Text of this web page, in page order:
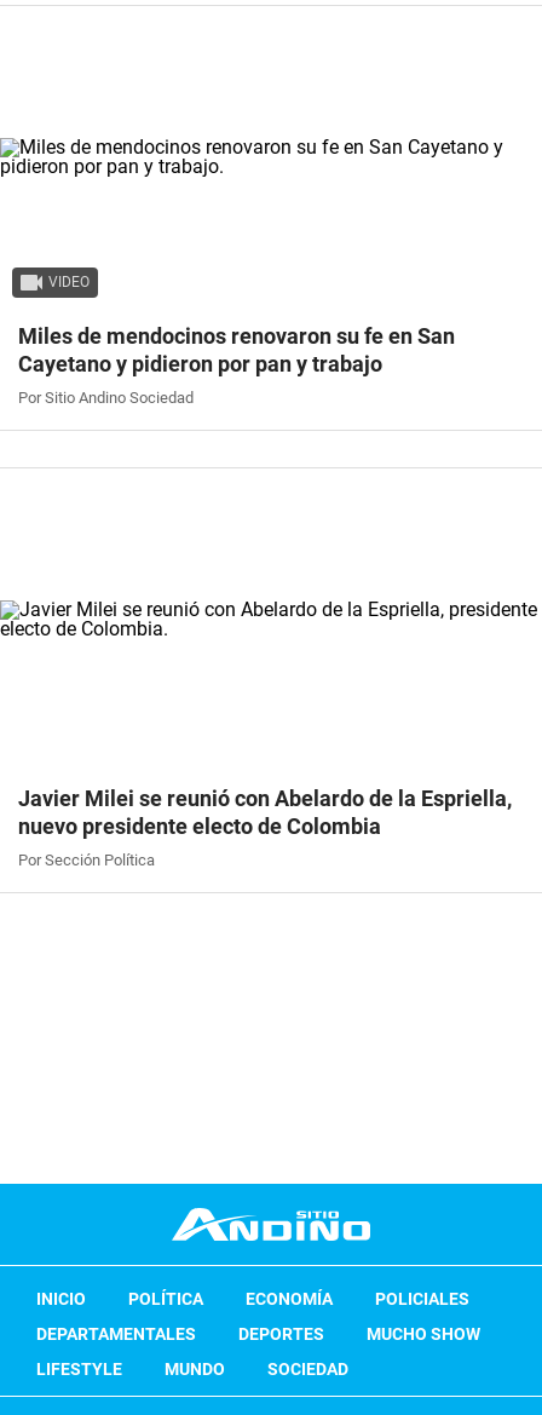
VIDEO
Miles de mendocinos renovaron su fe en San
Cayetano y pidieron por pan y trabajo
Por Sitio Andino Sociedad
Javier Milei se reunió con Abelardo de la Espriella,
nuevo presidente electo de Colombia
Por Sección Política
INICIO POLÍTICA ECONOMÍA
POLICIALES
DEPARTAMENTALES
DEPORTES
MUCHO SHOW
LIFESTYLE
MUNDO SOCIEDAD